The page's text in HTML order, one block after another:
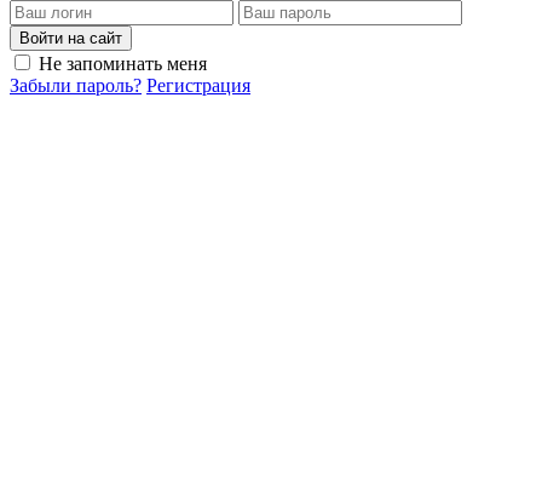
Войти на сайт
Не запоминать меня
Забыли пароль? Регистрация